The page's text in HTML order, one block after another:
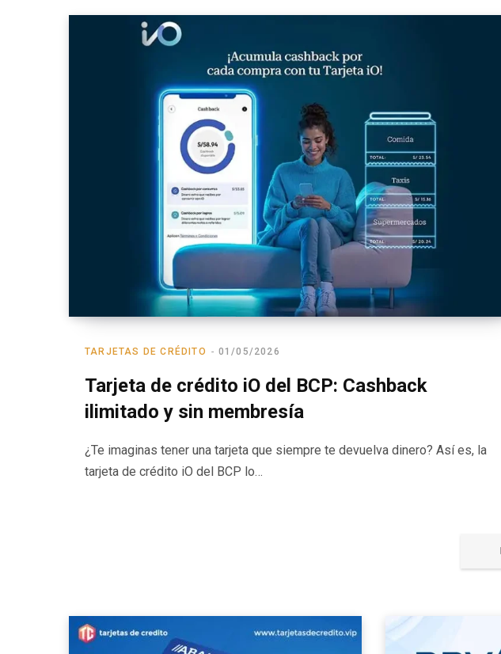
TARJETAS DE CRÉDITO 01/05/2026
Tarjeta de crédito iO del BCP: Cashback
ilimitado y sin membresía
¿Te imaginas tener una tarjeta que siempre te devuelva dinero? Así es, la
tarjeta de crédito iO del BCP lo…